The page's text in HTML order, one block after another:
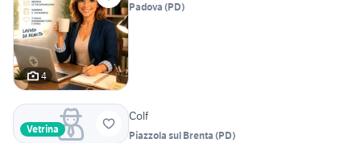
4
Padova (PD)
Vetrina
Colf
Piazzola sul Brenta (PD)